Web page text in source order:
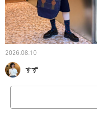
2026.08.10
すず